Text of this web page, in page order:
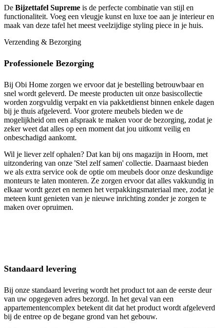
De Bijzettafel Supreme is de perfecte combinatie van stijl en
functionaliteit. Voeg een vleugje kunst en luxe toe aan je interieur en
maak van deze tafel het meest veelzijdige styling piece in je huis.
Verzending & Bezorging
Professionele Bezorging
Bij Obi Home zorgen we ervoor dat je bestelling betrouwbaar en
snel wordt geleverd. De meeste producten uit onze basiscollectie
worden zorgvuldig verpakt en via pakketdienst binnen enkele dagen
bij je thuis afgeleverd. Voor grotere meubels bieden we de
mogelijkheid om een afspraak te maken voor de bezorging, zodat je
zeker weet dat alles op een moment dat jou uitkomt veilig en
onbeschadigd aankomt.
Wil je liever zelf ophalen? Dat kan bij ons magazijn in Hoorn, met
uitzondering van onze 'Stel zelf samen' collectie. Daarnaast bieden
we als extra service ook de optie om meubels door onze deskundige
monteurs te laten monteren. Ze zorgen ervoor dat alles vakkundig in
elkaar wordt gezet en nemen het verpakkingsmateriaal mee, zodat je
meteen kunt genieten van je nieuwe inrichting zonder je zorgen te
maken over opruimen.
Standaard levering
Bij onze standaard levering wordt het product tot aan de eerste deur
van uw opgegeven adres bezorgd. In het geval van een
appartementencomplex betekent dit dat het product wordt afgeleverd
bij de entree op de begane grond van het gebouw.